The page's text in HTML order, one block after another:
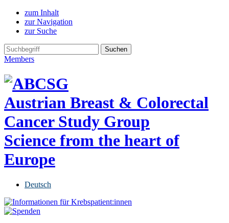
zum Inhalt
zur Navigation
zur Suche
Members
Austrian Breast & Colorectal
Cancer Study Group
Science from the heart of
Europe
Deutsch